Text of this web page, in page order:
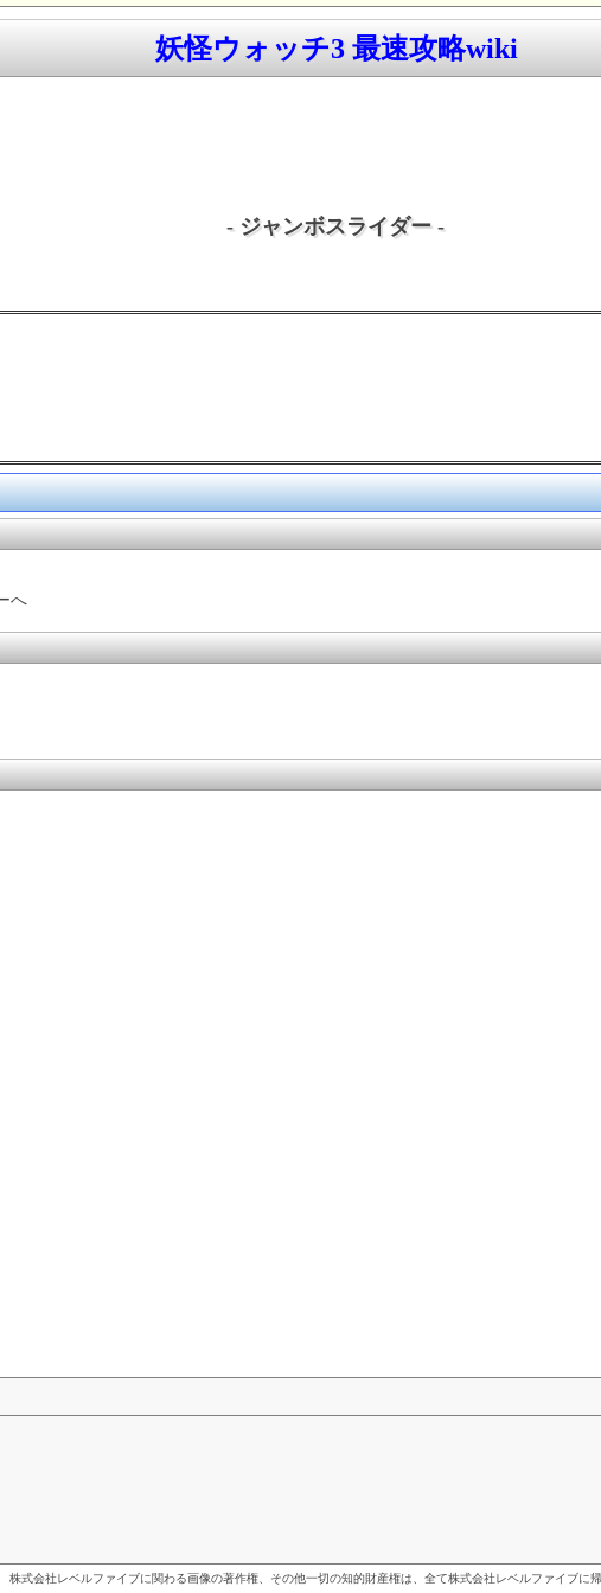
妖怪ウォッチ3 最速攻略wiki
- ジャンボスライダー -
へ
株式会社レベルファイブに関わる画像の著作権、その他一切の知的財産権は、全て株式会社レベルファイブに帰